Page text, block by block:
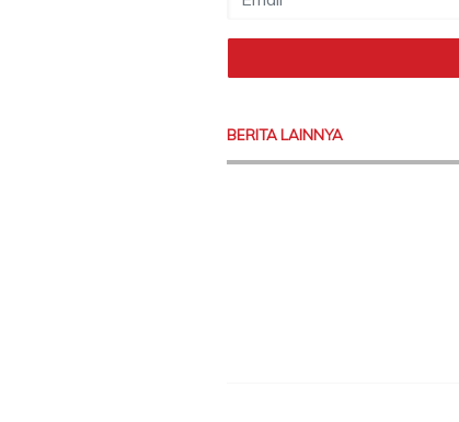
BERITA LAINNYA